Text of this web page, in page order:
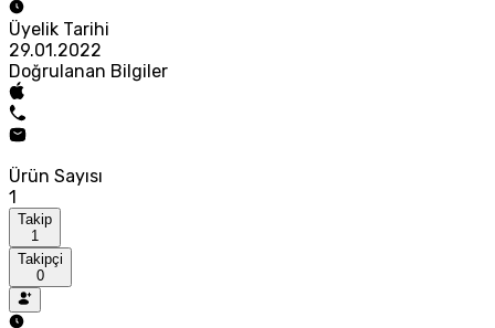
Üyelik Tarihi
29.01.2022
Doğrulanan Bilgiler
Ürün Sayısı
1
Takip
1
Takipçi
0